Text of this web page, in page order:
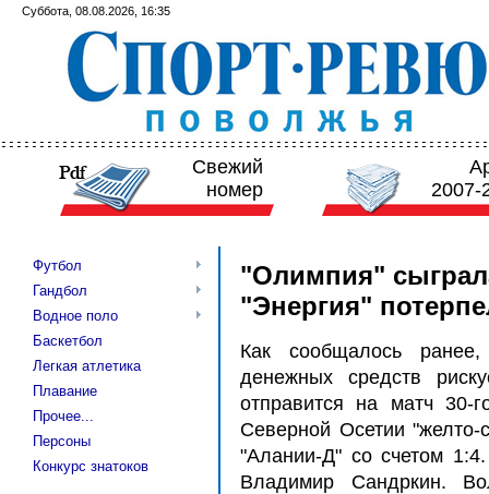
Суббота, 08.08.2026, 16:35
Свежий
номер
2007-
Футбол
Гандбол
Водное поло
Баскетбол
Легкая атлетика
Плавание
Прочее...
Персоны
Конкурс знатоков
"Олимпия"
"Энергия"
Как сообщалось
денежных средств
отправится на матч 30-
Северной Осетии "желто-
"Алании-Д" со счетом
Владимир Сандркин.